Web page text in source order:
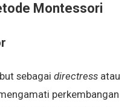
Montessori
sebagai directressatau
perkembangan